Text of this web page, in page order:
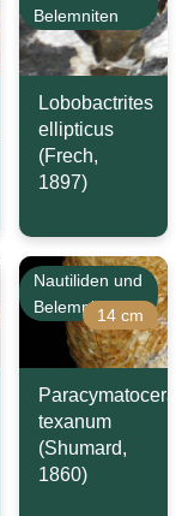
Belemniten
Lobobactrites
ellipticus
(Frech,
1897)
Nautiliden und
Belemniten14 cm
Paracymatoceras
texanum
(Shumard,
1860)